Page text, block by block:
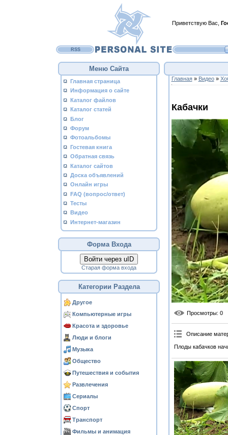
Приветствую Вас
RSS
Меню Сайта
Главная страница
Информация о сайте
Каталог файлов
Каталог статей
Блог
Форум
Фотоальбомы
Гостевая книга
Обратная связь
Каталог сайтов
Доска объявлений
Онлайн игры
FAQ (вопрос/ответ)
Тесты
Видео
Интернет-магазин
Форма Входа
Войти через uID
Старая форма входа
Категории Раздела
Другое
Компьютерные игры
Красота и здоровье
Люди и блоги
Музыка
Общество
Путешествия и события
Развлечения
Сериалы
Спорт
Транспорт
Фильмы и анимация
Главная» Видео»
Кабачки
Просмотры: 0
Описание
Плоды кабачков